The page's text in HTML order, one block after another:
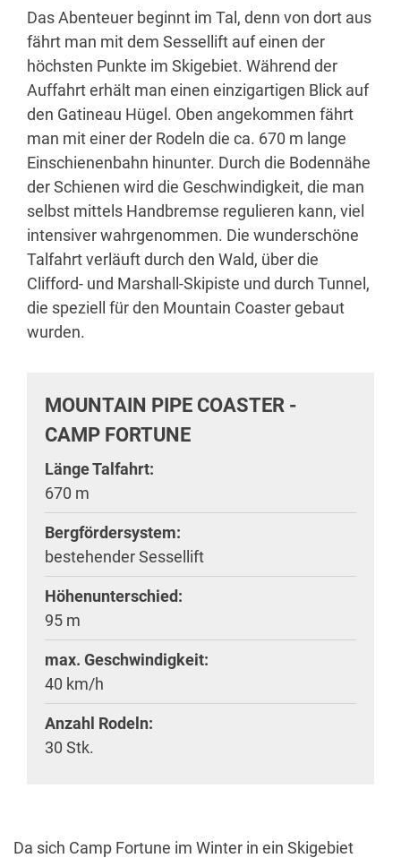
Das Abenteuer beginnt im Tal, denn von dort aus
fährt man mit dem Sessellift auf einen der
höchsten Punkte im Skigebiet. Während der
Auffahrt erhält man einen einzigartigen Blick auf
den Gatineau Hügel. Oben angekommen fährt
man mit einer der Rodeln die ca. 670 m lange
Einschienenbahn hinunter. Durch die Bodennähe
der Schienen wird die Geschwindigkeit, die man
selbst mittels Handbremse regulieren kann, viel
intensiver wahrgenommen. Die wunderschöne
Talfahrt verläuft durch den Wald, über die
Clifford- und Marshall-Skipiste und durch Tunnel,
die speziell für den Mountain Coaster gebaut
wurden.
MOUNTAIN PIPE COASTER -
CAMP FORTUNE
Länge Talfahrt:
670 m
Bergfördersystem:
bestehender Sessellift
Höhenunterschied:
95 m
max. Geschwindigkeit:
40 km/h
Anzahl Rodeln:
30 Stk.
Da sich Camp Fortune im Winter in ein Skigebiet